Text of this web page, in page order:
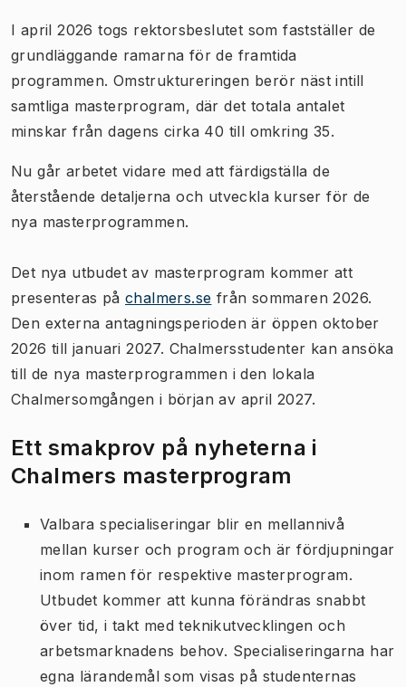
I april 2026 togs rektorsbeslutet som fastställer de
grundläggande ramarna för de framtida
programmen. Omstruktureringen berör näst intill
samtliga masterprogram, där det totala antalet
minskar från dagens cirka 40 till omkring 35.
Nu går arbetet vidare med att färdigställa de
återstående detaljerna och utveckla kurser för de
nya masterprogrammen.
Det nya utbudet av masterprogram kommer att
presenteras påchalmers.se från sommaren 2026.
Den externa antagningsperioden är öppen oktober
2026 till januari 2027. Chalmersstudenter kan ansöka
till de nya masterprogrammen i den lokala
Chalmersomgången i början av april 2027.
Ett smakprov på nyheterna i
Chalmers masterprogram
Valbara specialiseringar blir en mellannivå
mellan kurser och program och är fördjupningar
inom ramen för respektive masterprogram.
Utbudet kommer att kunna förändras snabbt
över tid, i takt med teknikutvecklingen och
arbetsmarknadens behov. Specialiseringarna har
egna lärandemål som visas på studenternas